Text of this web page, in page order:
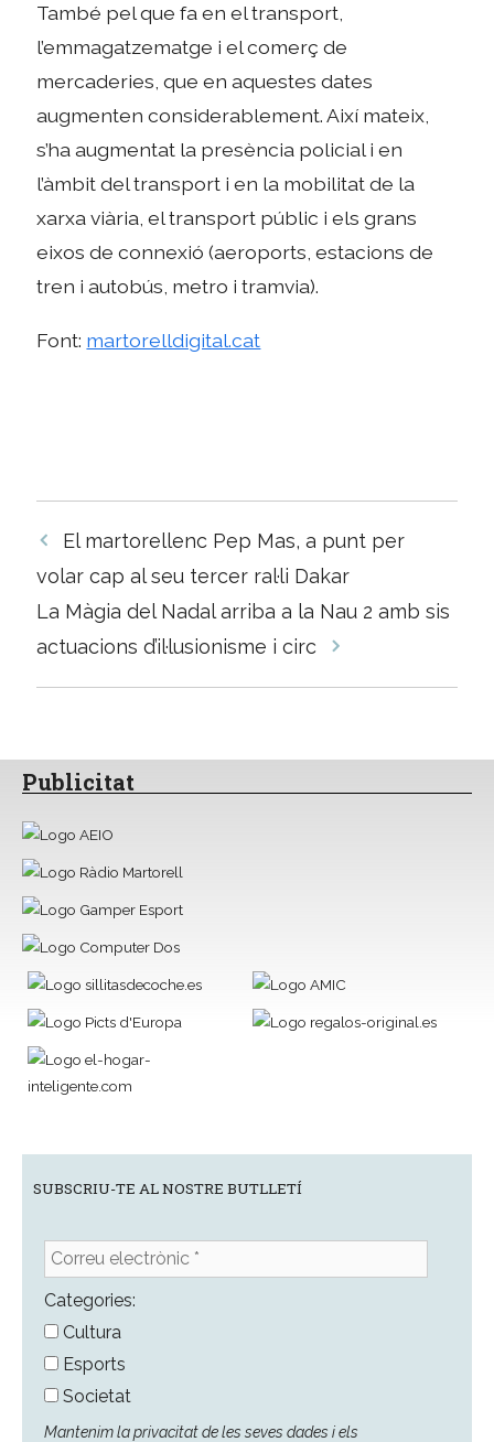
També pel que fa en el transport,
l’emmagatzematge i el comerç de
mercaderies, que en aquestes dates
augmenten considerablement. Així mateix,
s’ha augmentat la presència policial i en
l’àmbit del transport i en la mobilitat de la
xarxa viària, el transport públic i els grans
eixos de connexió (aeroports, estacions de
tren i autobús, metro i tramvia).
Font: martorelldigital.cat
Navegació
per
entrades
El martorellenc Pep Mas, a punt per
volar cap al seu tercer ral·li Dakar
La Màgia del Nadal arriba a la Nau 2 amb sis
actuacions d’il·lusionisme i circ
Publicitat
SUBSCRIU-TE AL NOSTRE BUTLLETÍ
Correu
electrònic
*Categories:
Cultura
Esports
Societat
Mantenim la privacitat de les seves dades i els